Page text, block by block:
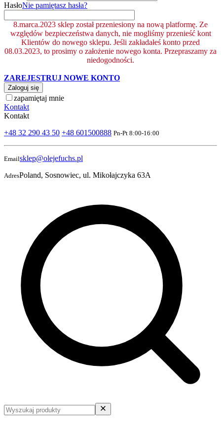
HasłoNie pamiętasz hasła?
8.marca.2023 sklep został przeniesiony na nową platformę. Ze
względów bezpieczeństwa danych, nie mogliśmy przenieść kont
Klientów do nowego sklepu. Jeśli zakładałeś konto przed
08.03.2023, to prosimy o założenie nowego konta. Przepraszamy za
niedogodności.
ZAREJESTRUJ NOWE KONTO
Zaloguj się
zapamiętaj mnie
Kontakt
Kontakt
+48 32 290 43 50 +48 601500888 Pn-Pt 8:00-16:00
Emailsklep@olejefuchs.pl
AdresPoland, Sosnowiec, ul. Mikołajczyka 63A